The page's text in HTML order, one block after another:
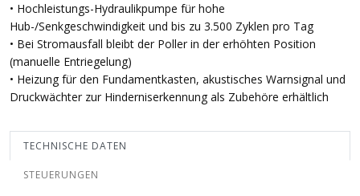
• Hochleistungs-Hydraulikpumpe für hohe
Hub-/Senkgeschwindigkeit und bis zu 3.500 Zyklen pro Tag
• Bei Stromausfall bleibt der Poller in der erhöhten Position
(manuelle Entriegelung)
• Heizung für den Fundamentkasten, akustisches Warnsignal und
Druckwächter zur Hinderniserkennung als Zubehöre erhältlich
TECHNISCHE DATEN
STEUERUNGEN